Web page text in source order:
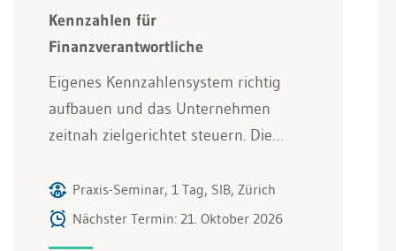
Kennzahlen für
Finanzverantwortliche
Eigenes Kennzahlensystem richtig
aufbauen und das Unternehmen
zeitnah zielgerichtet steuern. Die…
Praxis-Seminar, 1 Tag, SIB, Zürich
Nächster Termin: 21. Oktober 2026